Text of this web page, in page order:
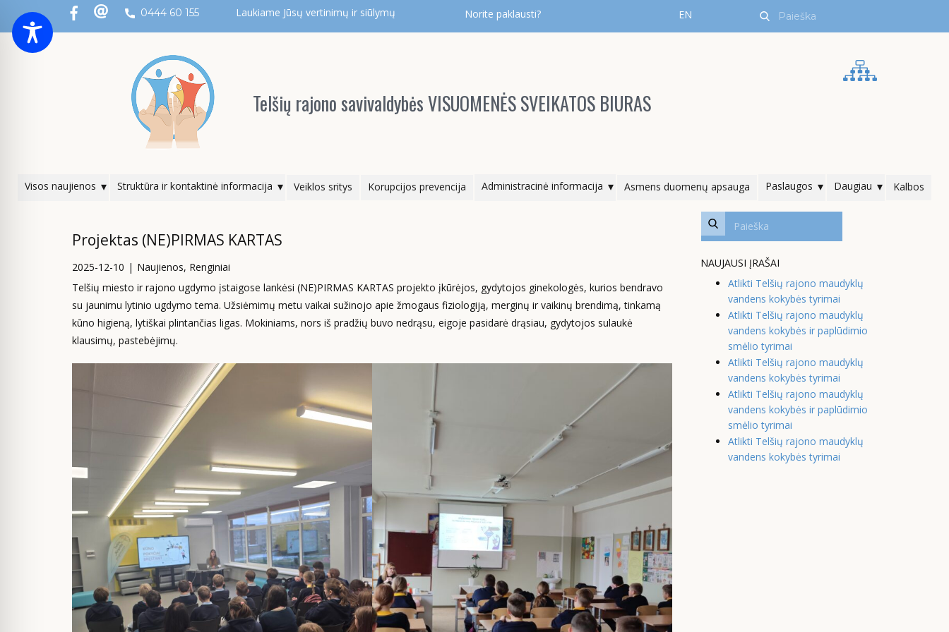
0444 60 155 Laukiame Jūsų vertinimų ir siūlymų Norite paklausti? EN
Telšių rajono savivaldybės VISUOMENĖS SVEIKATOS BIURAS
Visos naujienos Struktūra ir kontaktinė informacija Veiklos sritys Korupcijos prevencija Administracinė informacija Asmens duomenų apsauga Paslaugos Daugiau Kalbos
Projektas (NE)PIRMAS KARTAS
2025-12-10 Naujienos, Renginiai
Telšių miesto ir rajono ugdymo įstaigose lankėsi (NE)PIRMAS KARTAS projekto įkūrėjos, gydytojos ginekologės, kurios bendravo
su jaunimu lytinio ugdymo tema. Užsiėmimų metu vaikai sužinojo apie žmogaus fiziologiją, merginų ir vaikinų brendimą, tinkamą
kūno higieną, lytiškai plintančias ligas. Mokiniams, nors iš pradžių buvo nedrąsu, eigoje pasidarė drąsiau, gydytojos sulaukė
klausimų, pastebėjimų.
NAUJAUSI ĮRAŠAI
Atlikti Telšių rajono maudyklų
vandens kokybės tyrimai
Atlikti Telšių rajono maudyklų
vandens kokybės ir paplūdimio
smėlio tyrimai
Atlikti Telšių rajono maudyklų
vandens kokybės tyrimai
Atlikti Telšių rajono maudyklų
vandens kokybės ir paplūdimio
smėlio tyrimai
Atlikti Telšių rajono maudyklų
vandens kokybės tyrimai